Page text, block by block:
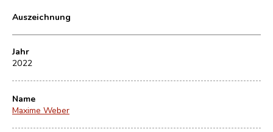
Auszeichnung
Jahr
2022
Name
Maxime Weber